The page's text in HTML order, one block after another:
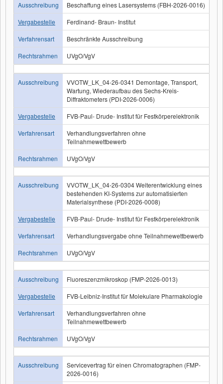
Ausschreibung
Beschaffung eines Lasersystems (FBH-2026-0016)
Vergabestelle
Ferdinand- Braun- Institut
Verfahrensart
Beschränkte Ausschreibung
Rechtsrahmen
UVgO/VgV
Ausschreibung
VVOTW_LK_04-26-0341 Demontage, Transport,
Wartung, Wiederaufbau des Sechs-Kreis-
Diffraktometers (PDI-2026-0006)
Vergabestelle
FVB-Paul- Drude- Institut für Festkörperelektronik
Verfahrensart
Verhandlungsverfahren ohne
Teilnahmewettbewerb
Rechtsrahmen
UVgO/VgV
Ausschreibung
VVOTW_LK_04-26-0304 Weiterentwicklung eines
bestehenden KI-Systems zur automatisierten
Materialsynthese (PDI-2026-0008)
Vergabestelle
FVB-Paul- Drude- Institut für Festkörperelektronik
Verfahrensart
Verhandlungsvergabe ohne Teilnahmewettbewerb
Rechtsrahmen
UVgO/VgV
Ausschreibung
Fluoreszenzmikroskop (FMP-2026-0013)
Vergabestelle
FVB-Leibniz-Institut für Molekulare Pharmakologie
Verfahrensart
Verhandlungsverfahren ohne
Teilnahmewettbewerb
Rechtsrahmen
UVgO/VgV
Ausschreibung
Servicevertrag für einen Chromatographen (FMP-
2026-0016)